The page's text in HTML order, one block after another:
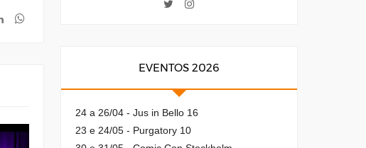
EVENTOS 2026
24 a 26/04 - Jus in Bello 16
23 e 24/05 - Purgatory 10